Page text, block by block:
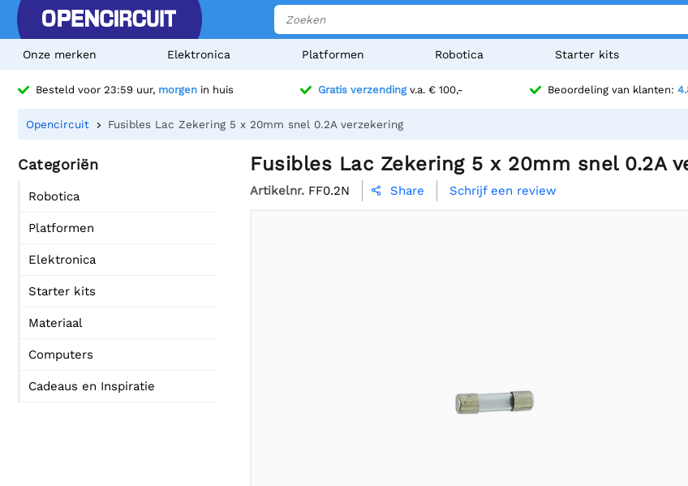
Onze merken Elektronica Platformen Robotica Starter kits
Besteld voor 23:59 uur, morgen in huis Gratis verzendingv.a. € 100,- Beoordeling van klanten:
Opencircuit Fusibles Lac Zekering 5 x 20mm snel 0.2A verzekering
Categoriën
Robotica
Platformen
Elektronica
Starter kits
Materiaal
Computers
Cadeaus en Inspiratie
Fusibles Lac Zekering 5 x 20mm snel 0.2A
Artikelnr. FF0.2N  Share Schrijf een review